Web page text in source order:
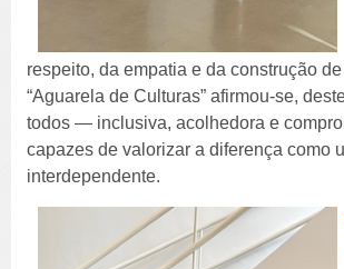
respeito, da empatia e da construção
“Aguarela de Culturas” afirmou-se,
todos — inclusiva, acolhedora e
capazes de valorizar a diferença como
interdependente.